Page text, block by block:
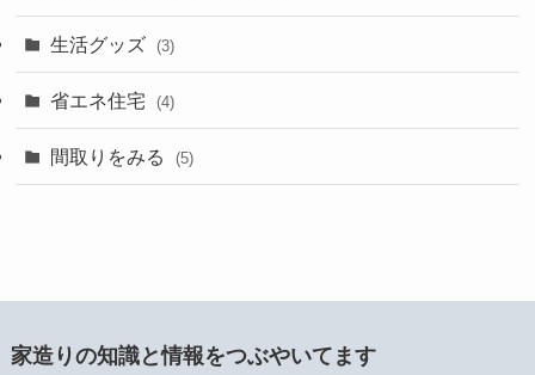
生活グッズ (3)
省エネ住宅 (4)
間取りをみる (5)
家造りの知識と情報をつぶやいてます